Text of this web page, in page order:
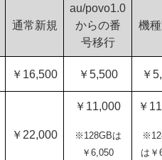
通常新規
au/povo1.0
からの番
号移行
機
￥16,500 ￥5,500 ￥
￥22,000
￥11,000
※128GBは
￥6,050
￥
は￥